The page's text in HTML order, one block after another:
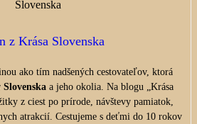
z Krása Slovenska
ako tím nadšených cestovateľov, ktorá
a jeho okolia. Na blogu „Krása
z ciest po prírode, návštevy pamiatok,
atrakcií. Cestujeme s deťmi do 10 rokov